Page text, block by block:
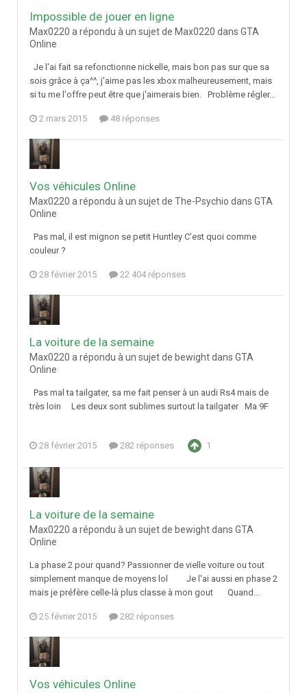
Impossible de jouer en ligne
Max0220 a répondu à un sujet de Max0220 dans GTA
Online
Je l'ai fait sa refonctionne nickelle, mais bon pas sur que sa
sois grâce à ça^^, j'aime pas les xbox malheureusement, mais
si tu me l'offre peut être que j'aimerais bien. Problème régler...
2 mars 2015 48 réponses
Vos véhicules Online
Max0220 a répondu à un sujet de The-Psychio dans GTA
Online
Pas mal, il est mignon se petit Huntley C'est quoi comme
couleur ?
28 février 2015 22 404 réponses
La voiture de la semaine
Max0220 a répondu à un sujet de bewight dans GTA
Online
Pas mal ta tailgater, sa me fait penser à un audi Rs4 mais de
très loin Les deux sont sublimes surtout la tailgater Ma 9F
28 février 2015 282 réponses 1
La voiture de la semaine
Max0220 a répondu à un sujet de bewight dans GTA
Online
La phase 2 pour quand? Passionner de vielle voiture ou tout
simplement manque de moyens lol Je l'ai aussi en phase 2
mais je préfère celle-là plus classe à mon gout Quand...
25 février 2015 282 réponses
Vos véhicules Online